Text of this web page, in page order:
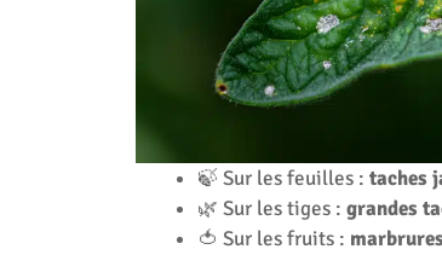
🍃 Sur les feuilles : taches
🌿 Sur les tiges : grandes
🍅 Sur les fruits :